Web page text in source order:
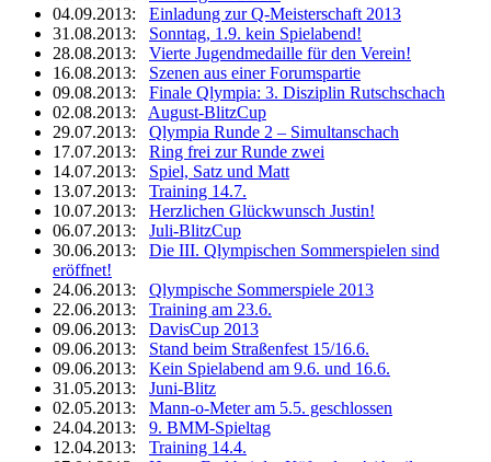
04.09.2013: Einladung zur Q-Meisterschaft 2013
31.08.2013: Sonntag, 1.9. kein Spielabend!
28.08.2013: Vierte Jugendmedaille für den Verein!
16.08.2013: Szenen aus einer Forumspartie
09.08.2013: Finale Qlympia: 3. Disziplin Rutschschach
02.08.2013: August-BlitzCup
29.07.2013: Qlympia Runde 2 – Simultanschach
17.07.2013: Ring frei zur Runde zwei
14.07.2013: Spiel, Satz und Matt
13.07.2013: Training 14.7.
10.07.2013: Herzlichen Glückwunsch Justin!
06.07.2013: Juli-BlitzCup
30.06.2013: Die III. Qlympischen Sommerspielen sind
eröffnet!
24.06.2013: Qlympische Sommerspiele 2013
22.06.2013: Training am 23.6.
09.06.2013: DavisCup 2013
09.06.2013: Stand beim Straßenfest 15/16.6.
09.06.2013: Kein Spielabend am 9.6. und 16.6.
31.05.2013: Juni-Blitz
02.05.2013: Mann-o-Meter am 5.5. geschlossen
24.04.2013: 9. BMM-Spieltag
12.04.2013: Training 14.4.